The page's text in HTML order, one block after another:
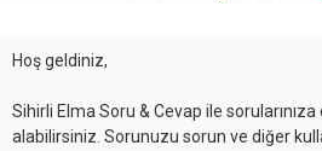
Hoş geldiniz,
Sihirli Elma Soru & Cevap ile
alabilirsiniz. Sorunuzu sorun ve diğer